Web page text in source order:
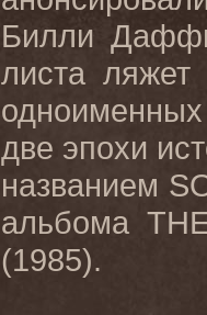
Билли
листа
две эпохи
названием
альбома
(1985).